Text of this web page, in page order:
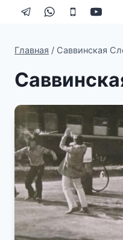
Перейти
Главная / Саввинская